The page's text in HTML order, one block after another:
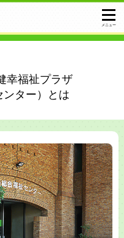
幸福祉プラザ
ンター）とは